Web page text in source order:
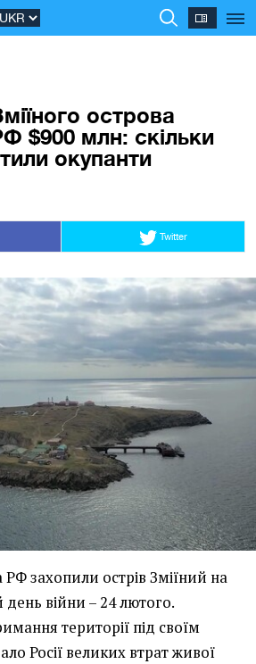
острова
$900 млн: скільки
окупанти
Twitter
РФ захопили острів Зміїний на
війни – 24 лютого.
території під своїм
Росії великих втрат живої